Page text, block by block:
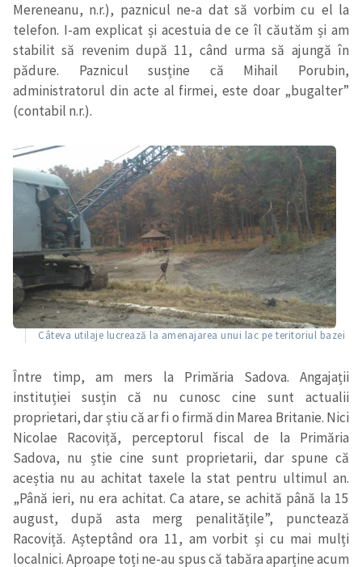
Mereneanu, n.r.), paznicul ne-a dat să vorbim cu el la
telefon. I-am explicat și acestuia de ce îl căutăm și am
stabilit să revenim după 11, când urma să ajungă în
pădure. Paznicul susține că Mihail Porubin,
administratorul din acte al firmei, este doar „bugalter”
(contabil n.r.).
Câteva utilaje lucrează la amenajarea unui lac pe teritoriul bazei
Între timp, am mers la Primăria Sadova. Angajații
instituției susțin că nu cunosc cine sunt actualii
proprietari, dar știu că ar fi o firmă din Marea Britanie. Nici
Nicolae Racoviță, perceptorul fiscal de la Primăria
Sadova, nu știe cine sunt proprietarii, dar spune că
aceștia nu au achitat taxele la stat pentru ultimul an.
„Până ieri, nu era achitat. Ca atare, se achită până la 15
august, după asta merg penalitățile”, punctează
Racoviță. Așteptând ora 11, am vorbit și cu mai mulți
localnici.Aproape toți ne-au spus că tabăra aparține acum